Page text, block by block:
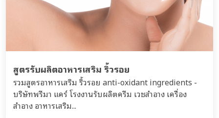
สูตรรับผลิตอาหารเสริม ริ้วรอย
รวมสูตรอาหารเสริม ริ้วรอย anti-oxidant ingredients -
บริษัทพรีมา แคร์ โรงงานรับผลิตครีม เวชสำอาง เครื่อง
สำอาง อาหารเสริม...